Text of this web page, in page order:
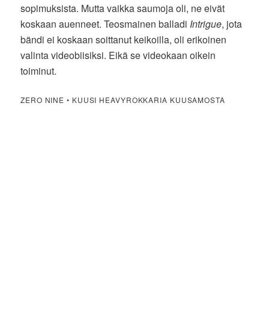
sopimuksista. Mutta vaikka saumoja oli, ne eivät
koskaan auenneet. Teosmainen balladi Intrigue, jota
bändi ei koskaan soittanut keikoilla, oli erikoinen
valinta videobiisiksi. Eikä se videokaan oikein
toiminut.
ZERO NINE • KUUSI HEAVYROKKARIA KUUSAMOSTA